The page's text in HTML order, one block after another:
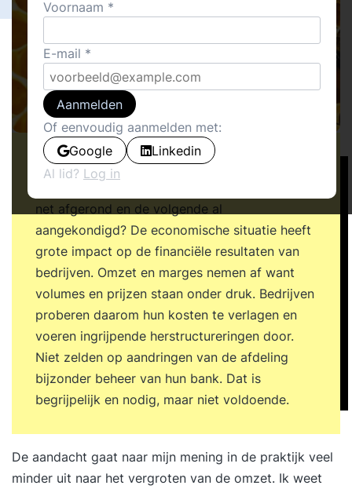
Heeft u de kaasschaaf in twee jaar tijd al drie
net afgerond en de volgende al
aangekondigd? De economische situatie heeft
grote impact op de financiële resultaten van
bedrijven. Omzet en marges nemen af want
volumes en prijzen staan onder druk. Bedrijven
proberen daarom hun kosten te verlagen en
voeren ingrijpende herstructureringen door.
Niet zelden op aandringen van de afdeling
bijzonder beheer van hun bank. Dat is
begrijpelijk en nodig, maar niet voldoende.
De aandacht gaat naar mijn mening in de praktijk veel
minder uit naar het vergroten van de omzet. Ik weet
Voornaam
E-mail
Aanmelden
Of eenvoudig aanmelden met:
Google
Linkedin
Al lid? Log in